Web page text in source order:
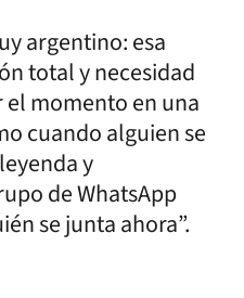
argentino: esa
total y necesidad
momento en una
cuando alguien se
y
de WhatsApp
se junta ahora”.